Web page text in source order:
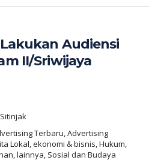
Audiensi
II/Sriwijaya
Terbaru, Advertising
Lokal, ekonomi & bisnis, Hukum,
lainnya, Sosial dan Budaya